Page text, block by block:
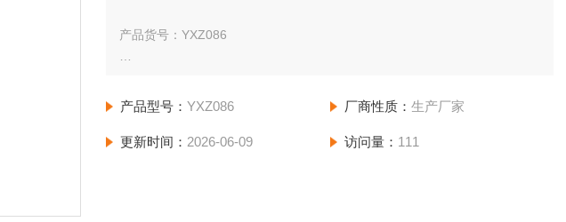
产品货号：YXZ086
产品型号：YXZ086 厂商性质： 生产厂家
更新时间： 2026-06-09 访问量： 111